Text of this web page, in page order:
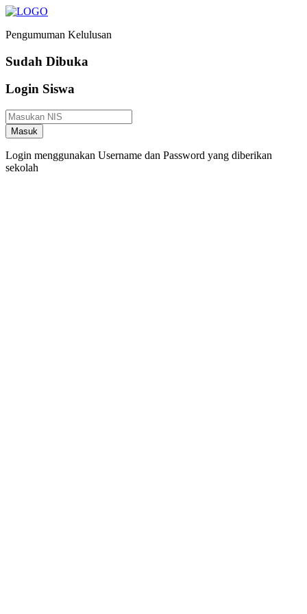
Pengumuman Kelulusan
Sudah Dibuka
Login Siswa
Masuk
Login menggunakan Username dan Password yang diberikan
sekolah